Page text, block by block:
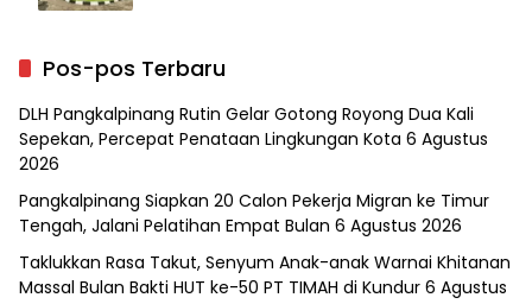
Pos-pos Terbaru
DLH Pangkalpinang Rutin Gelar Gotong Royong Dua Kali
Sepekan, Percepat Penataan Lingkungan Kota 6 Agustus
2026
Pangkalpinang Siapkan 20 Calon Pekerja Migran ke Timur
Tengah, Jalani Pelatihan Empat Bulan 6 Agustus 2026
Taklukkan Rasa Takut, Senyum Anak-anak Warnai Khitanan
Massal Bulan Bakti HUT ke-50 PT TIMAH di Kundur 6 Agustus